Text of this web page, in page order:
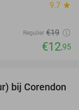
9.7 star
Regulier €19
€12,95
37%
bij Corendon